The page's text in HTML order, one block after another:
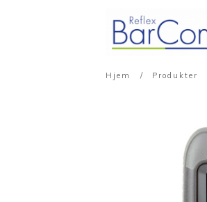
Hjem / Produkter